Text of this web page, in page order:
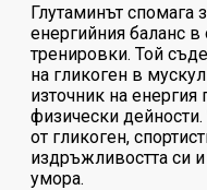
Глутаминът спомага
енергийния баланс
тренировки. Той
на гликоген в
източник на
физически
от гликоген,
издръжливостта си
умора.